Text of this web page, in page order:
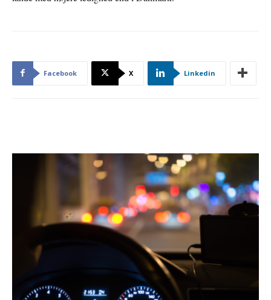
Facebook X Linkedin